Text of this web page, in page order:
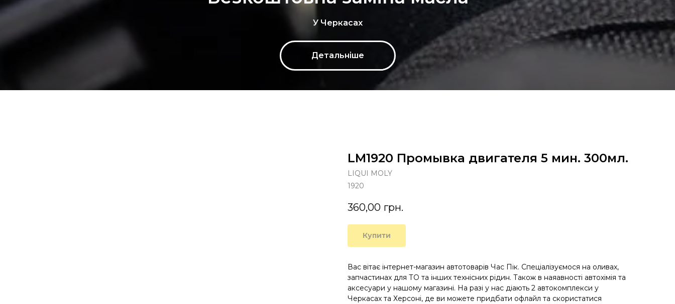
У Черкасах
Детальніше
LM1920 Промывка двигателя 5 мин. 300мл.
LIQUI MOLY
1920
360,00 грн.
Купити
Вас вітає інтернет-магазин автотоварів Час Пік. Спеціалізуємося на оливах,
запчастинах для ТО та інших технісних рідин. Також в наяавності автохімія та
аксесуари у нашому магазині. На разі у нас діають 2 автокомплекси у
Черкасах та Херсоні, де ви можете придбати офлайл та скористатися